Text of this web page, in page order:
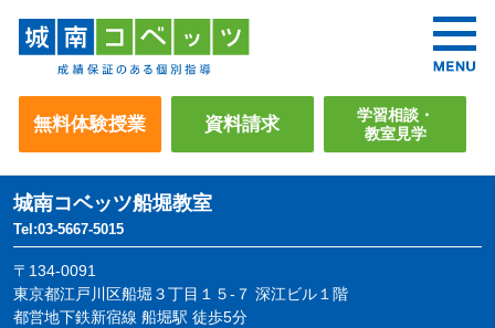
無料体験授業 資料請求
学習相談・
教室見学
城南コベッツ船堀教室
Tel:03-5667-5015
〒134-0091
東京都江戸川区船堀３丁目１５-７ 深江ビル１階
都営地下鉄新宿線 船堀駅 徒歩5分